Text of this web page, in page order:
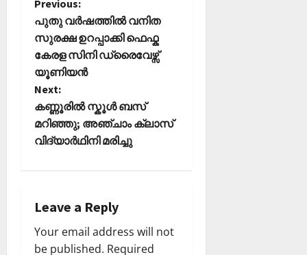
P
o
s
t
n
a
i
g
Previous:
പുതു വർഷത്തിൽ വനിത
സുരക്ഷ ഉറപ്പാക്കി ഫെഫ്ക
കേരള സിനി ഡ്രൈവേഴ്സ്
യൂണിയൻ
Next:
കണ്ണൂരിൽ സ്കൂൾ ബസ്
മറിഞ്ഞു; അഞ്ചാം ക്ലാസ്
വിദ്യാർഥിനി മരിച്ചു
Leave a Reply
Your email address will not
be published. Required